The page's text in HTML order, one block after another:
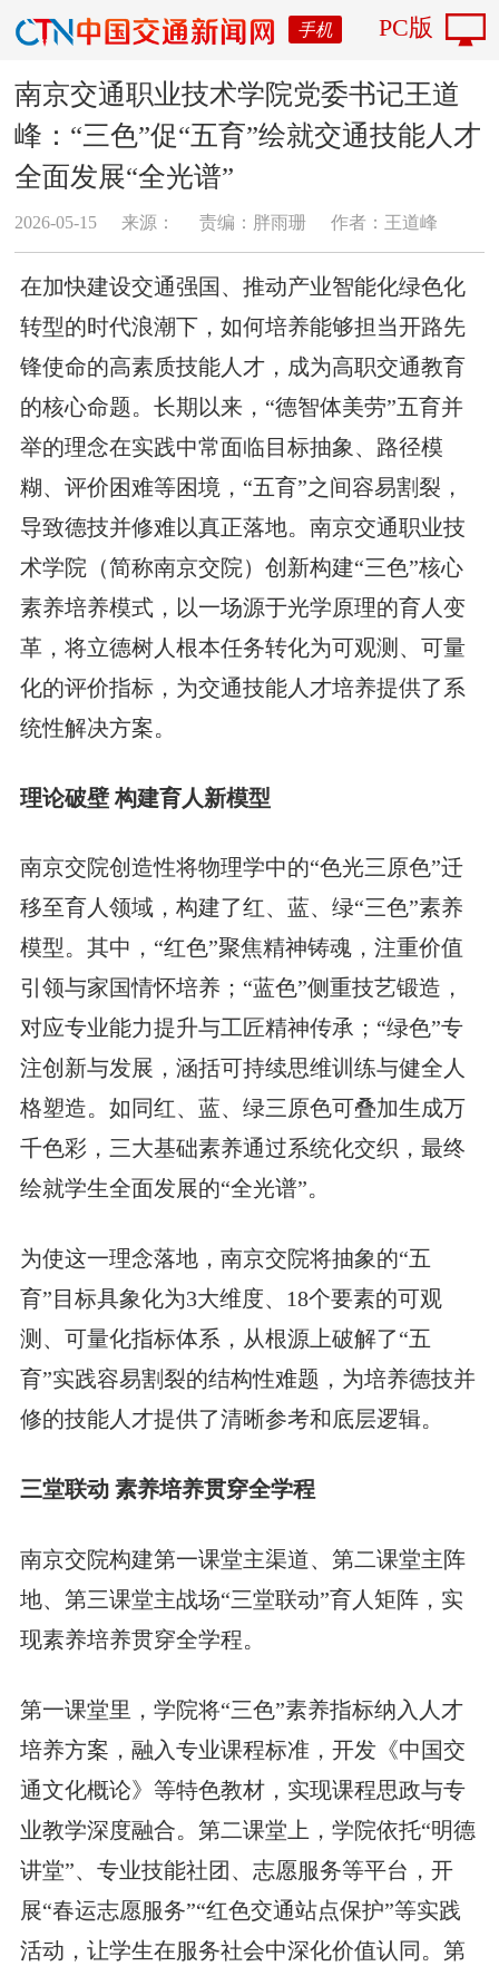
手机 PC版
南京交通职业技术学院党委书记王道
峰：“三色”促“五育”绘就交通技能人才
全面发展“全光谱”
2026-05-15 来源： 责编：胖雨珊 作者：王道峰
在加快建设交通强国、推动产业智能化绿色化
转型的时代浪潮下，如何培养能够担当开路先
锋使命的高素质技能人才，成为高职交通教育
的核心命题。长期以来，“德智体美劳”五育并
举的理念在实践中常面临目标抽象、路径模
糊、评价困难等困境，“五育”之间容易割裂，
导致德技并修难以真正落地。南京交通职业技
术学院（简称南京交院）创新构建“三色”核心
素养培养模式，以一场源于光学原理的育人变
革，将立德树人根本任务转化为可观测、可量
化的评价指标，为交通技能人才培养提供了系
统性解决方案。
理论破壁 构建育人新模型
南京交院创造性将物理学中的“色光三原色”迁
移至育人领域，构建了红、蓝、绿“三色”素养
模型。其中，“红色”聚焦精神铸魂，注重价值
引领与家国情怀培养；“蓝色”侧重技艺锻造，
对应专业能力提升与工匠精神传承；“绿色”专
注创新与发展，涵括可持续思维训练与健全人
格塑造。如同红、蓝、绿三原色可叠加生成万
千色彩，三大基础素养通过系统化交织，最终
绘就学生全面发展的“全光谱”。
为使这一理念落地，南京交院将抽象的“五
育”目标具象化为3大维度、18个要素的可观
测、可量化指标体系，从根源上破解了“五
育”实践容易割裂的结构性难题，为培养德技并
修的技能人才提供了清晰参考和底层逻辑。
三堂联动 素养培养贯穿全学程
南京交院构建第一课堂主渠道、第二课堂主阵
地、第三课堂主战场“三堂联动”育人矩阵，实
现素养培养贯穿全学程。
第一课堂里，学院将“三色”素养指标纳入人才
培养方案，融入专业课程标准，开发《中国交
通文化概论》等特色教材，实现课程思政与专
业教学深度融合。第二课堂上，学院依托“明德
讲堂”、专业技能社团、志愿服务等平台，开
展“春运志愿服务”“红色交通站点保护”等实践
活动，让学生在服务社会中深化价值认同。第